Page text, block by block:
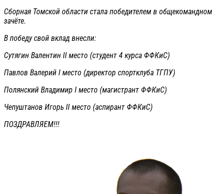
Сборная Томской области стала победителем в общекомандном
зачёте.
В победу свой вклад внесли:
Сутягин Валентин II место (студент 4 курса ФФКиС)
Павлов Валерий I место (директор спортклуба ТГПУ)
Полянский Владимир I место (магистрант ФФКиС)
Чепуштанов Игорь II место (аспирант ФФКиС)
ПОЗДРАВЛЯЕМ!!!